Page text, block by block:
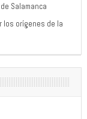
Salamanca
los orígenes de la